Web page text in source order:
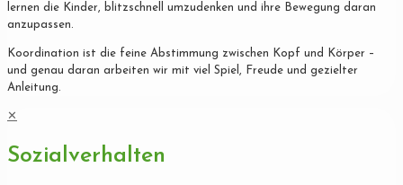
lernen die Kinder, blitzschnell umzudenken und ihre Bewegung daran
anzupassen.
Koordination ist die feine Abstimmung zwischen Kopf und Körper –
und genau daran arbeiten wir mit viel Spiel, Freude und gezielter
Anleitung.
✕
Sozialverhalten